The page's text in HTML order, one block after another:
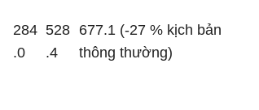
284
.0
528
.4
677.1 (-27 % kịch bản
thông thường)